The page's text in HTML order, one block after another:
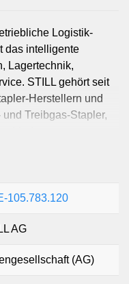
Logistik-
das intelligente
Lagertechnik,
STILL gehört seit
Herstellern und
Treibgas-Stapler,
Schmalgangstapler,
Neben dem
sind möglich.
105.783.120
AG
(AG)